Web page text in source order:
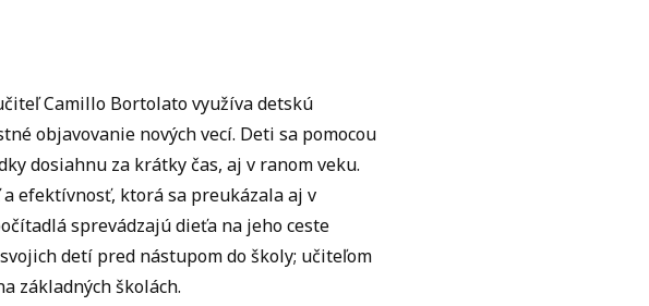
Camillo Bortolato využíva detskú
objavovanie nových vecí. Deti sa pomocou
dosiahnu za krátky čas, aj v ranom veku.
efektívnosť, ktorá sa preukázala aj v
sprevádzajú dieťa na jeho ceste
detí pred nástupom do školy; učiteľom
základných školách.